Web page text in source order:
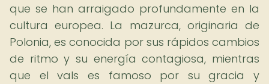
que se han arraigado profundamente en la
cultura europea. La mazurca, originaria de
Polonia, es conocida por sus rápidos cambios
de ritmo y su energía contagiosa, mientras
que el vals es famoso por su gracia y